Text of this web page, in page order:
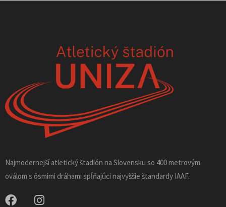
Najmodernejší atletický štadión na Slovensku so 400 metrovým
oválom s ôsmimi dráhami spĺňajúci najvyššie štandardy IAAF.